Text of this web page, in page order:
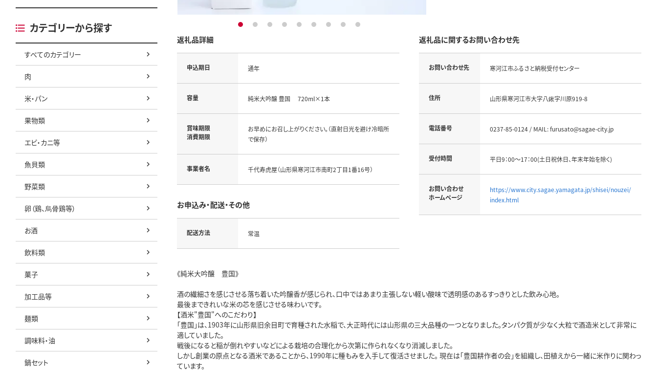
カテゴリーから探す
すべてのカテゴリー
肉
米・パン
果物類
エビ・カニ等
魚貝類
野菜類
卵（鶏、烏骨鶏等）
お酒
飲料類
菓子
加工品等
麺類
調味料・油
鍋セット
1 2 3 4 5 6 7 8 9
返礼品詳細
申込期日 通年
容量 純米大吟醸 豊国 720ml×1本
賞味期限
消費期限
お早めにお召し上がりください。（直射日光を避け冷暗所
で保存）
事業者名 千代寿虎屋（山形県寒河江市南町2丁目1番16号）
お申込み・配送・その他
配送方法 常温
返礼品に関するお問い合わせ先
お問い合わせ先 寒河江市ふるさと納税受付センター
住所 山形県寒河江市大字八鍬字川原919-8
電話番号 0237-85-0124 / MAIL: furusato@sagae-city.jp
受付時間 平日9：00～17：00(土日祝休日、年末年始を除く)
お問い合わせ
ホームページ
https://www.city.sagae.yamagata.jp/shisei/nouzei/
index.html
《純米大吟醸 豊国》
酒の繊細さを感じさせる落ち着いた吟醸香が感じられ、口中ではあまり主張しない軽い酸味で透明感のあるすっきりとした飲み心地。
最後まできれいな米の芯を感じさせる味わいです。
【酒米"豊国"へのこだわり】
「豊国」は、1903年に山形県旧余目町で育種された水稲で、大正時代には山形県の三大品種の一つとなりました。タンパク質が少なく大粒で酒造米として非常に
適していました。
戦後になると稲が倒れやすいなどによる栽培の合理化から次第に作られなくなり消滅しました。
しかし創業の原点となる酒米であることから、1990年に種もみを入手して復活させました。 現在は「豊国耕作者の会」を組織し、田植えから一緒に米作りに関わっ
ています。